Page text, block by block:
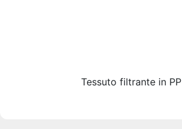
Tessuto filtrante in PP